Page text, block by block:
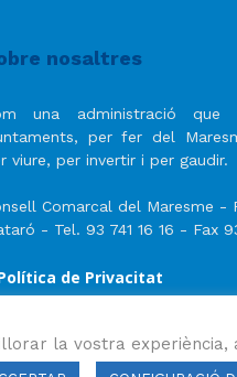
nosaltres
una administració
per fer del
viure, per invertir i per gaudir.
Comarcal del Maresme -
- Tel. 93 741 16 16 - Fax
de Privacitat
la vostra